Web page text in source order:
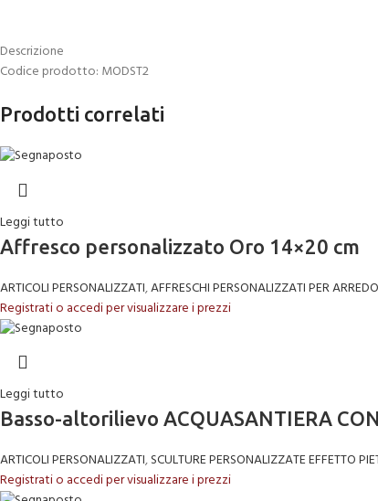
Descrizione
Codice prodotto: MODST2
Prodotti correlati
Leggi tutto
Affresco personalizzato Oro 14×20 cm
ARTICOLI PERSONALIZZATI,AFFRESCHI PERSONALIZZATI PER
Registrati o accedi per visualizzare i prezzi
Leggi tutto
Basso-altorilievo ACQUASANTIERA
ARTICOLI PERSONALIZZATI,SCULTURE PERSONALIZZATE EFFETTO
Registrati o accedi per visualizzare i prezzi